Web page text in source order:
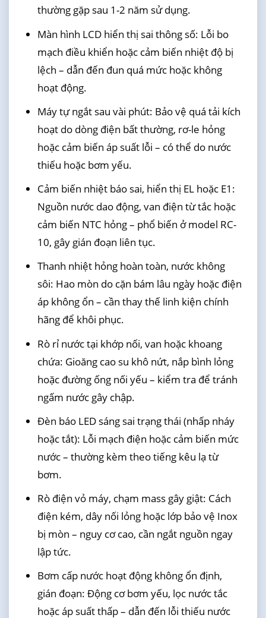
thường gặp sau 1-2 năm sử dụng.
Màn hình LCD hiển thị sai thông số: Lỗi bo
mạch điều khiển hoặc cảm biến nhiệt độ bị
lệch – dẫn đến đun quá mức hoặc không
hoạt động.
Máy tự ngắt sau vài phút: Bảo vệ quá tải kích
hoạt do dòng điện bất thường, rơ-le hỏng
hoặc cảm biến áp suất lỗi – có thể do nước
thiếu hoặc bơm yếu.
Cảm biến nhiệt báo sai, hiển thị EL hoặc E1:
Nguồn nước dao động, van điện từ tắc hoặc
cảm biến NTC hỏng – phổ biến ở model RC-
10, gây gián đoạn liên tục.
Thanh nhiệt hỏng hoàn toàn, nước không
sôi: Hao mòn do cặn bám lâu ngày hoặc điện
áp không ổn – cần thay thế linh kiện chính
hãng để khôi phục.
Rò rỉ nước tại khớp nối, van hoặc khoang
chứa: Gioăng cao su khô nứt, nắp bình lỏng
hoặc đường ống nối yếu – kiểm tra để tránh
ngấm nước gây chập.
Đèn báo LED sáng sai trạng thái (nhấp nháy
hoặc tắt): Lỗi mạch điện hoặc cảm biến mức
nước – thường kèm theo tiếng kêu lạ từ
bơm.
Rò điện vỏ máy, chạm mass gây giật: Cách
điện kém, dây nối lỏng hoặc lớp bảo vệ Inox
bị mòn – nguy cơ cao, cần ngắt nguồn ngay
lập tức.
Bơm cấp nước hoạt động không ổn định,
gián đoạn: Động cơ bơm yếu, lọc nước tắc
hoặc áp suất thấp – dẫn đến lỗi thiếu nước